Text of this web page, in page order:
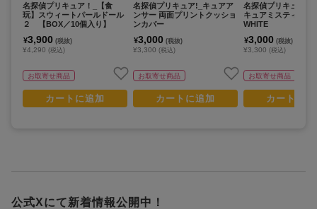
名探偵プリキュア！_【食
玩】スウィートパールドール
２ 【BOX／10個入り】
¥3,900 (税抜)
¥4,290 (税込)
お取寄せ商品
カートに追加
名探偵プリキュア!_キュアア
ンサー 両面プリントクッショ
ンカバー
¥3,000 (税抜)
¥3,300 (税込)
お取寄せ商品
カートに追加
名探偵プリキュア
キュアミスティック
WHITE
¥3,000 (税抜)
¥3,300 (税込)
お取寄せ商品
カートに
公式Xにて新着情報公開中！